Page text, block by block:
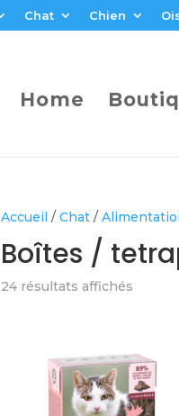
Chat Chien
Home
Accueil / Chat/
Boîtes /
24 résultats affichés